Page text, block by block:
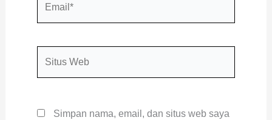
Simpan nama, email, dan situs web saya